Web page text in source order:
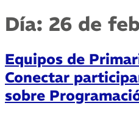
Día: 26 de
Equipos de
Conectar
sobre